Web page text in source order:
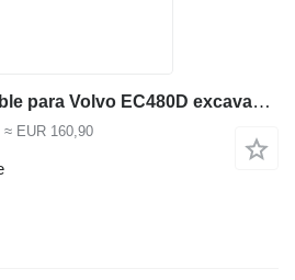
Klapan 14609633 fusible para Volvo EC480D excavadora
≈ EUR 160,90